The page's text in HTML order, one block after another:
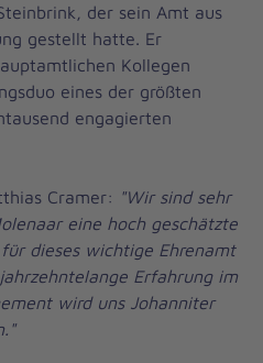
der sein Amt aus
gestellt hatte. Er
Kollegen
eines der größten
engagierten
Cramer: "Wir sind sehr
eine hoch geschätzte
dieses wichtige Ehrenamt
Erfahrung im
wird uns Johanniter